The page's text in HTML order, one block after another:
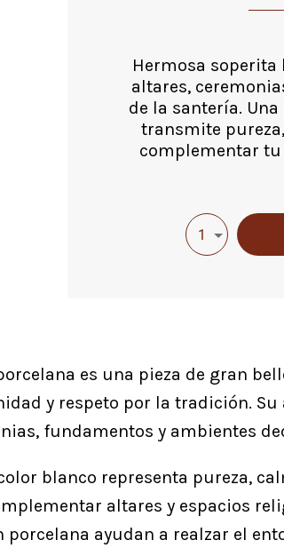
Hermosa soperita
altares,
de la santería.
transmite
complementar tu
1
es una pieza de gran
y respeto por la tradición.
fundamentos y ambientes
blanco representa pureza,
altares y espacios
porcelana ayudan a realzar el